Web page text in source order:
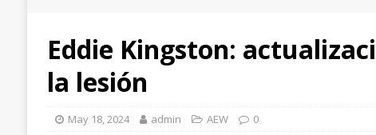
Eddie Kingston:
la lesión
May 18, 2024 admin AEW 0